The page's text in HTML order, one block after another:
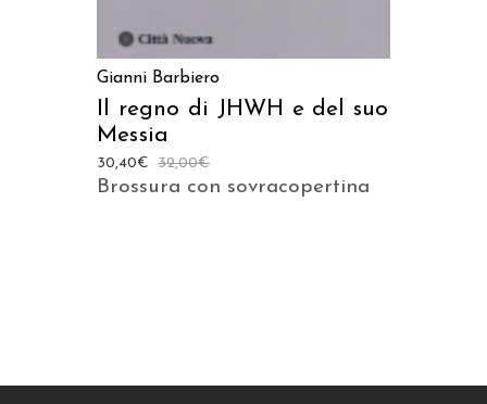
Gianni Barbiero
Il regno di JHWH e del suo
Messia
32,00€
30,40€
Brossura con sovracopertina